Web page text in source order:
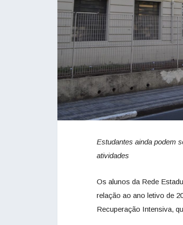
Estudantes ainda podem
atividades
Os alunos da Rede
relação ao ano letivo de
Recuperação Intensiva,